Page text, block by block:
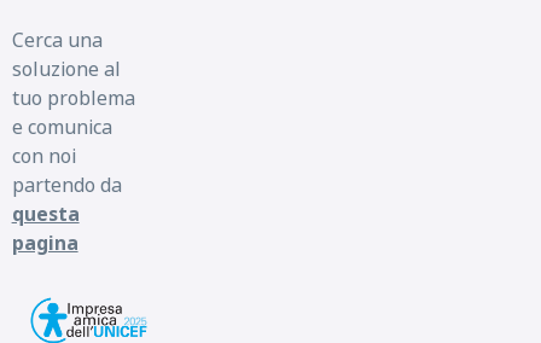
Cerca una
soluzione al
tuo problema
e comunica
con noi
partendo da
questa
pagina